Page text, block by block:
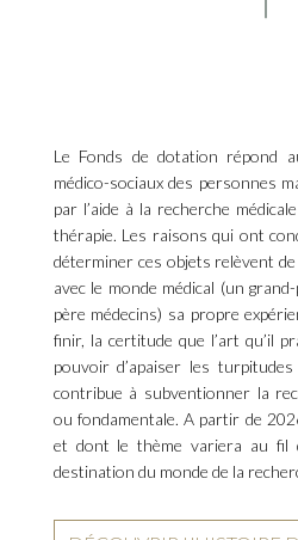
Le Fonds de dotation répond
médico-sociaux des personnes
par l’aide à la recherche
thérapie. Les raisons qui ont
déterminer ces objets relèvent
avec le monde médical (un
père médecins) sa propre
finir, la certitude que l’art qu’il
pouvoir d’apaiser les
contribue à subventionner la
ou fondamentale. A partir de
et dont le thème variera au fil
destination du monde de la